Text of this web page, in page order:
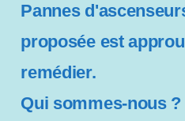
Pannes
proposée est
remédier.
Qui sommes-nous ?